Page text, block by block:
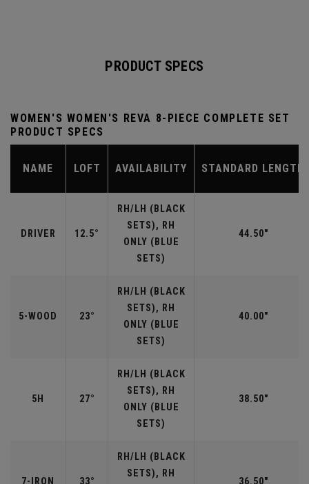
PRODUCT SPECS
WOMEN'S WOMEN'S REVA 8-PIECE COMPLETE SET
PRODUCT SPECS
NAME LOFT AVAILABILITY STANDARD LENGTH
DRIVER 12.5°
RH/LH (BLACK
SETS), RH
ONLY (BLUE
SETS)
44.50"
5-WOOD 23°
RH/LH (BLACK
SETS), RH
ONLY (BLUE
SETS)
40.00"
5H 27°
RH/LH (BLACK
SETS), RH
ONLY (BLUE
SETS)
38.50"
7-IRON 33°
RH/LH (BLACK
SETS), RH
36.50"